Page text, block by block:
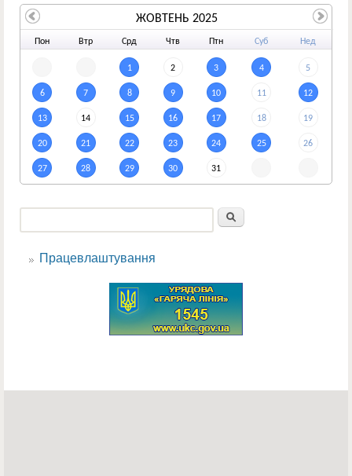
Пон Втр Срд Чтв Птн Суб Нед
1 2 3 4 5
6 7 8 9 10 11 12
13 14 15 16 17 18 19
20 21 22 23 24 25 26
27 28 29 30 31
ЖОВТЕНЬ 2025
Пошукова форма
Працевлаштування